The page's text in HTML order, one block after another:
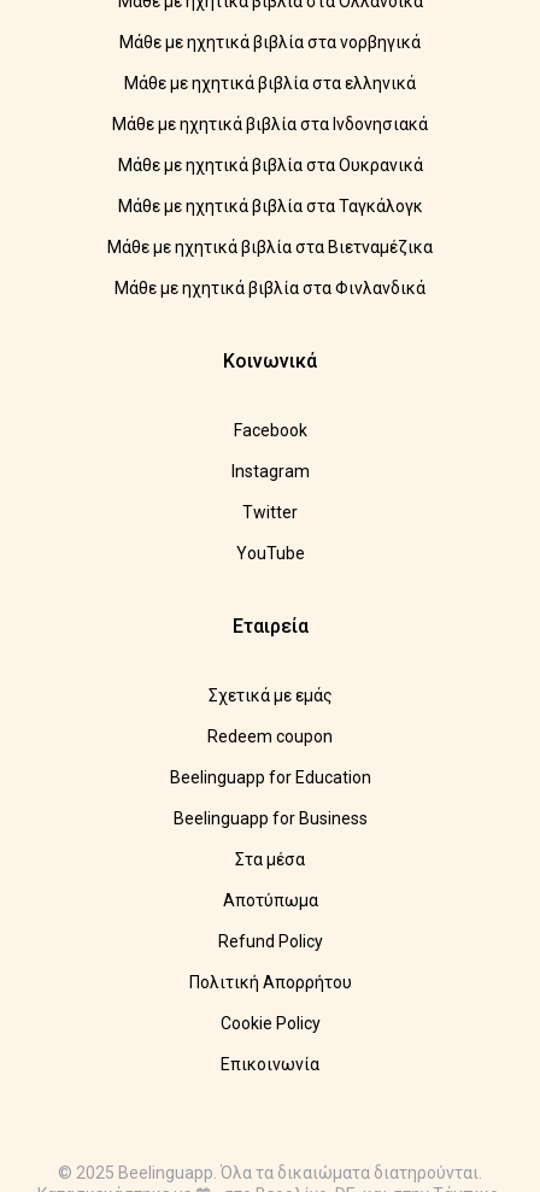
Μάθε με ηχητικά βιβλία στα νορβηγικά
Μάθε με ηχητικά βιβλία στα ελληνικά
Μάθε με ηχητικά βιβλία στα Ινδονησιακά
Μάθε με ηχητικά βιβλία στα Ουκρανικά
Μάθε με ηχητικά βιβλία στα Ταγκάλογκ
Μάθε με ηχητικά βιβλία στα Βιετναμέζικα
Μάθε με ηχητικά βιβλία στα Φινλανδικά
Κοινωνικά
Facebook
Instagram
Twitter
YouTube
Εταιρεία
Σχετικά με εμάς
Redeem coupon
Beelinguapp for Education
Beelinguapp for Business
Στα μέσα
Αποτύπωμα
Refund Policy
Πολιτική Απορρήτου
Cookie Policy
Επικοινωνία
© 2025 Beelinguapp. Όλα τα δικαιώματα διατηρούνται.